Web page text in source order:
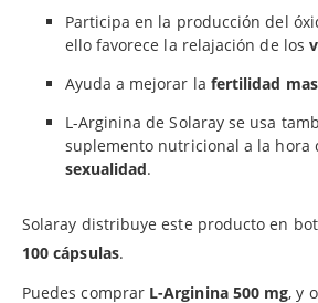
Participa en la producción del
ello favorece la relajación de los
Ayuda a mejorar la fertilidad
L-Arginina de Solaray se usa
suplemento nutricional a la hora
sexualidad.
Solaray distribuye este producto en
100 cápsulas.
Puedes comprar L-Arginina 500 mg, y